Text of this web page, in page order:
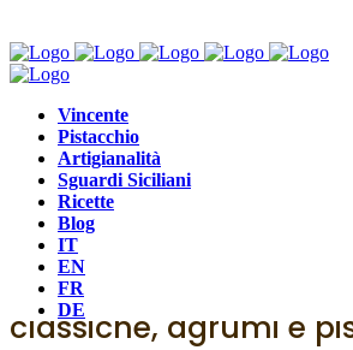
Vincente
Pistacchio
Artigianalità
Sguardi Siciliani
Ricette
Blog
IT
EN
FR
DE
Assortimento,
Pasta di mandorla di
classiche, agrumi e